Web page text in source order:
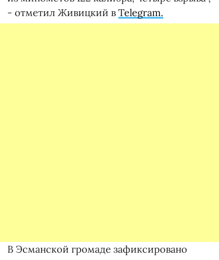
- отметил Живицкий в Telegram.
В Эсманской громаде зафиксировано